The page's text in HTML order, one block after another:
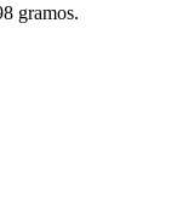
gramos.